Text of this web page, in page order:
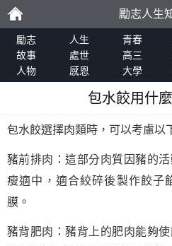
勵
志
勵志人生
勵志 人生 青春
故事
處世 高三
人物
感恩 大學
包水餃用什
包水餃選擇肉類時，可以考慮以
豬前排肉：這部分肉質因豬的
瘦適中，適合絞碎後製作餃子
膜。
豬背肥肉：豬背上的肥肉能夠